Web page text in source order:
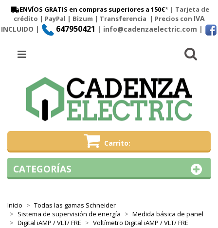
ENVÍOS GRATIS en compras superiores a 150€* | Tarjeta de
crédito | PayPal | Bizum | Transferencia | Precios con IVA
INCLUIDO |
647950421 | info@cadenzaelectric.com |
Carrito
Menú
Inicio
Todas las gamas Schneider
Sistema de supervisión de energía
Medida básica de panel
Digital iAMP / VLT/ FRE
Voltímetro Digital iAMP / VLT/ FRE
CATEGORÍAS